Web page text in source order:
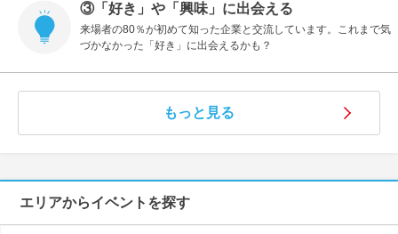
③「好き」や「興味」に出会える
来場者の80％が初めて知った企業と交流しています。これまで気
づかなかった「好き」に出会えるかも？
もっと見る
エリアからイベントを探す